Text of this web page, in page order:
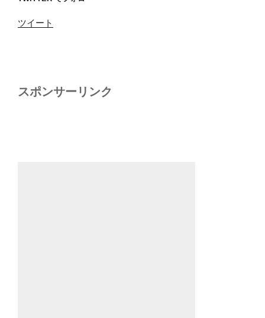
ツイート
スポンサーリンク